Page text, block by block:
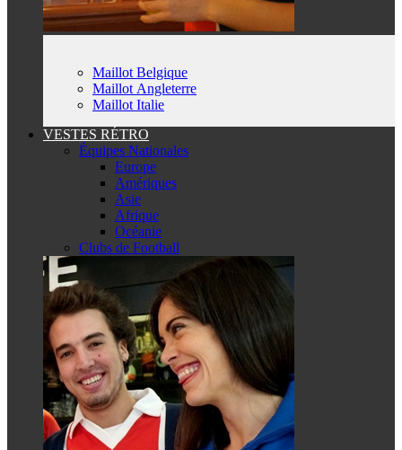
Maillot Belgique
Maillot Angleterre
Maillot Italie
VESTES RÉTRO
Équipes Nationales
Europe
Amériques
Asie
Afrique
Océanie
Clubs de Football